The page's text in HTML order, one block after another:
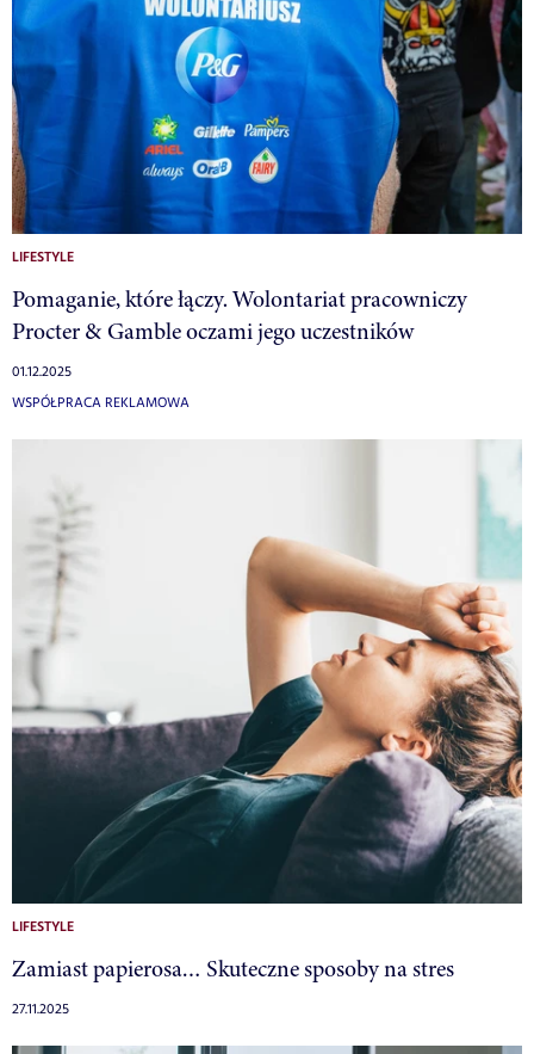
LIFESTYLE
Pomaganie, które łączy. Wolontariat pracowniczy
Procter & Gamble oczami jego uczestników
01.12.2025
WSPÓŁPRACA REKLAMOWA
LIFESTYLE
Zamiast papierosa… Skuteczne sposoby na stres
27.11.2025